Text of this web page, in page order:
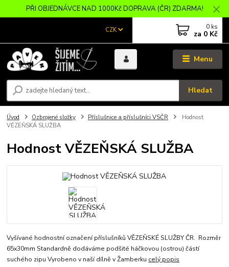
PŘI OBJEDNÁVCE NAD 1000Kč DOPRAVA (ČR) ZDARMA!
Menu
CZK
Hledat
0 ks
za 0 Kč
Úvod Ozbrojené složky Příslušnice a příslušníci VSČR
Hodnost
VĚZEŇSKÁ SLUŽBA
Hodnost VĚZEŇSKÁ SLUŽBA
Vyšívané hodnostní označení příslušníků VĚZEŇSKÉ SLUŽBY ČR. Rozměr
65x30mm Standardně dodáváme podšité háčkovou (ostrou) částí
suchého zipu Vyrobeno v naší dílně v Žamberku celý popis